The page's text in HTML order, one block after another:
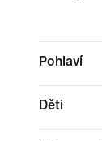
Pohlaví
Děti